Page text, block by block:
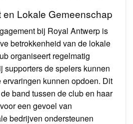
en Lokale Gemeenschap
bij Royal Antwerp is
betrokkenheid van de lokale
organiseert regelmatig
supporters de spelers kunnen
kunnen opdoen. Dit
band tussen de club en haar
een gevoel van
bedrijven ondersteunen